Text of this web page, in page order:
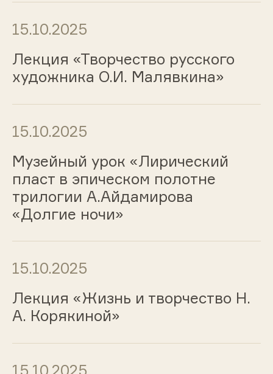
15.10.2025
Лекция «Творчество русского
художника О.И. Малявкина»
15.10.2025
Музейный урок «Лирический
пласт в эпическом полотне
трилогии А.Айдамирова
«Долгие ночи»
15.10.2025
Лекция «Жизнь и творчество Н.
А. Корякиной»
15.10.2025